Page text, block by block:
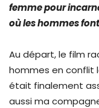
femme pour
où les hommes
Au départ, le film
hommes en conflit
était finalement
aussi ma